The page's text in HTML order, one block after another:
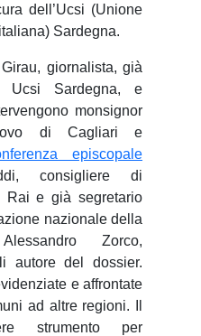
dell’Ucsi (Unione
Sardegna.
giornalista, già
Ucsi Sardegna, e
monsignor
di Cagliari e
episcopale
consigliere di
Rai e già segretario
nazionale della
Zorco,
autore del dossier.
e affrontate
ad altre regioni. Il
strumento per